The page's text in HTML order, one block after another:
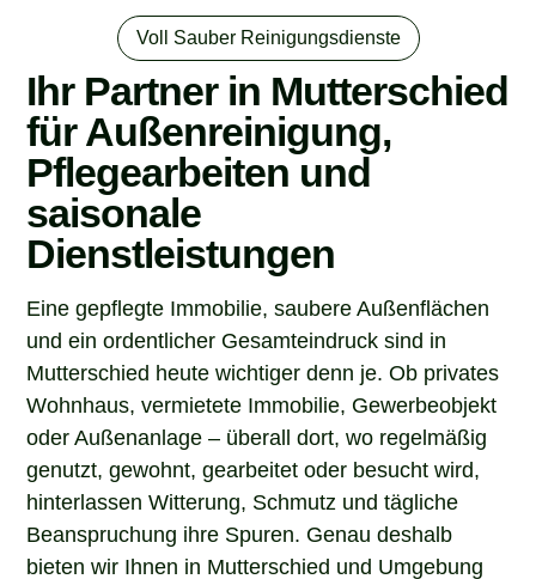
Voll Sauber Reinigungsdienste
Ihr Partner in Mutterschied
für Außenreinigung,
Pflegearbeiten und
saisonale
Dienstleistungen
Eine gepflegte Immobilie, saubere Außenflächen
und ein ordentlicher Gesamteindruck sind in
Mutterschied heute wichtiger denn je. Ob privates
Wohnhaus, vermietete Immobilie, Gewerbeobjekt
oder Außenanlage – überall dort, wo regelmäßig
genutzt, gewohnt, gearbeitet oder besucht wird,
hinterlassen Witterung, Schmutz und tägliche
Beanspruchung ihre Spuren. Genau deshalb
bieten wir Ihnen in Mutterschied und Umgebung